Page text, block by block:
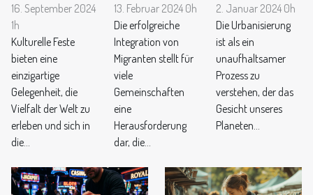
16. September 2024
1h
Kulturelle Feste
bieten eine
einzigartige
Gelegenheit, die
Vielfalt der Welt zu
erleben und sich in
die...
13. Februar 2024 0h
Die erfolgreiche
Integration von
Migranten stellt für
viele
Gemeinschaften
eine
Herausforderung
dar, die...
2. Januar 2024 0h
Die Urbanisierung
ist als ein
unaufhaltsamer
Prozess zu
verstehen, der das
Gesicht unseres
Planeten...